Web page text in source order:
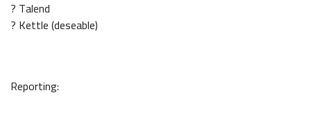
? Talend
? Kettle (deseable)
Reporting: